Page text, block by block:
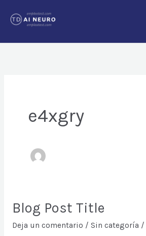
e4xgry
Blog Post Title
Deja un comentario / Sin categoría /